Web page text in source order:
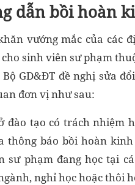
dẫn bồi hoàn
vướng mắc của các
sinh viên sư phạm
GD&ĐT đề nghị sửa
đơn vị như sau:
đào tạo có trách nhiệm
thông báo bồi hoàn
sư phạm đang học tại
nghỉ học hoặc thôi